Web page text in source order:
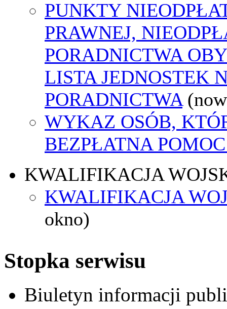
PUNKTY
PRAWNEJ,
PORADNICTWA
LISTA JEDNOSTEK
PORADNICTWA
WYKAZ OSÓB,
BEZPŁATNA
KWALIFIKACJA
KWALIFIKACJA
okno)
Stopka serwisu
Biuletyn informacji